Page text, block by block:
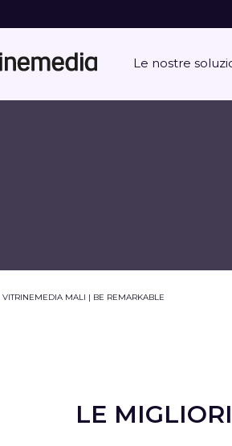
Le nostre
VITRINEMEDIA MALI | BE REMARKABLE
LE